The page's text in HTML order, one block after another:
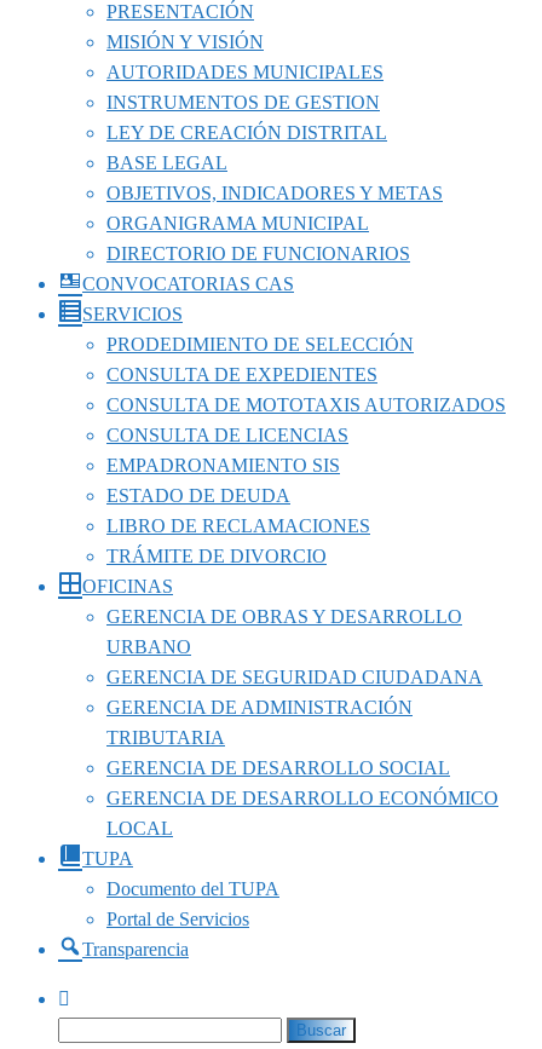
PRESENTACIÓN
MISIÓN Y VISIÓN
AUTORIDADES MUNICIPALES
INSTRUMENTOS DE GESTION
LEY DE CREACIÓN DISTRITAL
BASE LEGAL
OBJETIVOS, INDICADORES Y METAS
ORGANIGRAMA MUNICIPAL
DIRECTORIO DE FUNCIONARIOS
CONVOCATORIAS CAS
SERVICIOS
PRODEDIMIENTO DE SELECCIÓN
CONSULTA DE EXPEDIENTES
CONSULTA DE MOTOTAXIS AUTORIZADOS
CONSULTA DE LICENCIAS
EMPADRONAMIENTO SIS
ESTADO DE DEUDA
LIBRO DE RECLAMACIONES
TRÁMITE DE DIVORCIO
OFICINAS
GERENCIA DE OBRAS Y DESARROLLO
URBANO
GERENCIA DE SEGURIDAD CIUDADANA
GERENCIA DE ADMINISTRACIÓN
TRIBUTARIA
GERENCIA DE DESARROLLO SOCIAL
GERENCIA DE DESARROLLO ECONÓMICO
LOCAL
TUPA
Documento del TUPA
Portal de Servicios
Transparencia